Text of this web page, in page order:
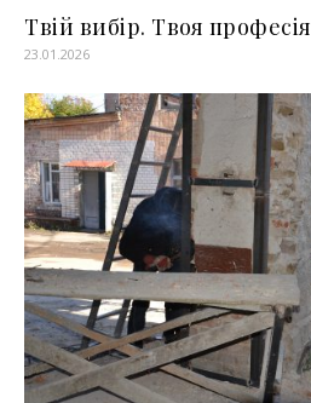
Твій вибір. Твоя
23.01.2026